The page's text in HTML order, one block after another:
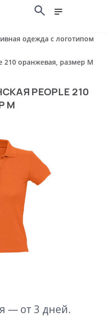
одежда с логотипом
210 оранжевая, размер M
PEOPLE 210
M
— от 3 дней.